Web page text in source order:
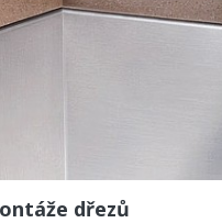
dřezů